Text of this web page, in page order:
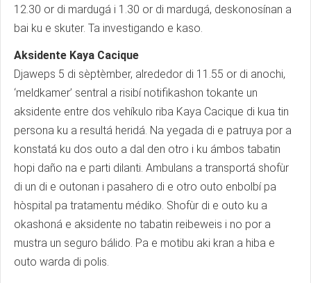
12.30 or di mardugá i 1.30 or di mardugá, deskonosínan a
bai ku e skuter. Ta investigando e kaso.
Aksidente Kaya Cacique
Djaweps 5 di sèptèmber, alrededor di 11.55 or di anochi,
‘meldkamer’ sentral a risibí notifikashon tokante un
aksidente entre dos vehíkulo riba Kaya Cacique di kua tin
persona ku a resultá heridá. Na yegada di e patruya por a
konstatá ku dos outo a dal den otro i ku ámbos tabatin
hopi daño na e parti dilanti. Ambulans a transportá shofùr
di un di e outonan i pasahero di e otro outo enbolbí pa
hòspital pa tratamentu médiko. Shofùr di e outo ku a
okashoná e aksidente no tabatin reibeweis i no por a
mustra un seguro bálido. Pa e motibu aki kran a hiba e
outo warda di polis.